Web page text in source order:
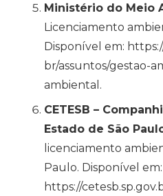
Ministério do Meio
Licenciamento
Disponível em:
br/assuntos/gestao-
ambiental.
CETESB –
Estado de São
licenciamento
Paulo. Disponível em:
https://